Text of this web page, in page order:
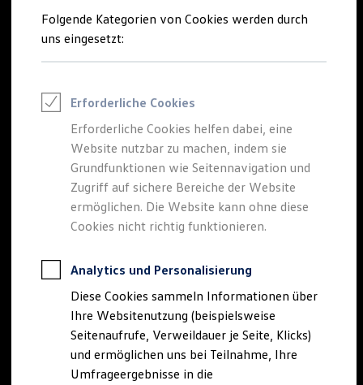
Saisonangebote
Reifenpakete
Leasing
Leasing-Angebote
Elektroauto Leasing
Kleinwagen-Leasing
Leasing ohne Anzahlung
Finanzierung
Autokredit mit Schlussrate
Versicherungen und Garantien
Kfz-Versicherung
Restschuldversicherungen
Garantien
Professional Class bei Volkswagen
Behörden
Direktkunden
Sonderfahrzeuge
Anpfiff zum Gewinn
Elektromobilität
Elektroautos
Folgende Kategorien von Cookies werden durch
uns eingesetzt:
Erforderliche Cookies
Erforderliche Cookies helfen dabei, eine
Website nutzbar zu machen, indem sie
Grundfunktionen wie Seitennavigation und
Zugriff auf sichere Bereiche der Website
ermöglichen. Die Website kann ohne diese
Cookies nicht richtig funktionieren.
Analytics und Personalisierung
Diese Cookies sammeln Informationen über
Ihre Websitenutzung (beispielsweise
Seitenaufrufe, Verweildauer je Seite, Klicks)
und ermöglichen uns bei Teilnahme, Ihre
Umfrageergebnisse in die